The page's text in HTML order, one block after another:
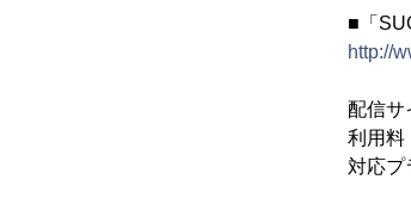
■「
http://
配信サ
利用
対応プ